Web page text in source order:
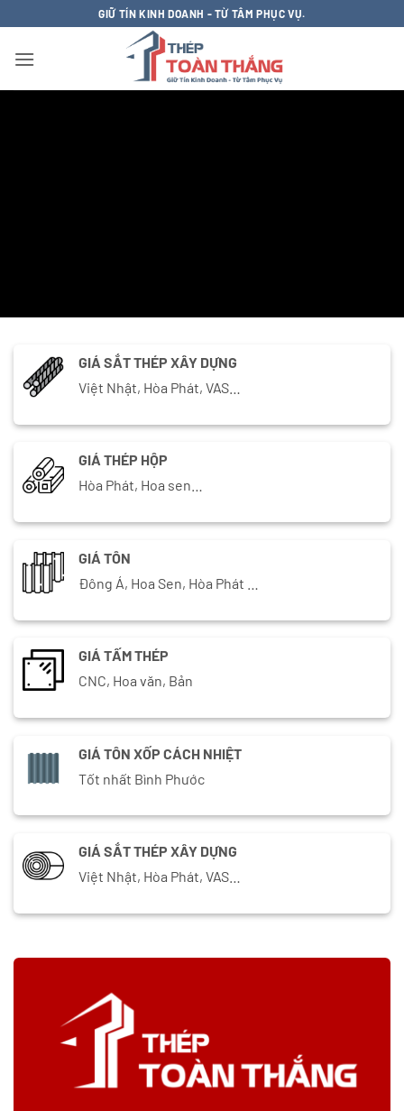
qua
nội
GIỮ TÍN KINH DOANH - TỪ TÂM PHỤC VỤ.
GIÁ SẮT THÉP XÂY DỰNG
Việt Nhật, Hòa Phát, VAS…
GIÁ THÉP HỘP
Hòa Phát, Hoa sen…
GIÁ TÔN
Đông Á, Hoa Sen, Hòa Phát …
GIÁ TẤM THÉP
CNC, Hoa văn, Bản
GIÁ TÔN XỐP CÁCH NHIỆT
Tốt nhất Bình Phước
GIÁ SẮT THÉP XÂY DỰNG
Việt Nhật, Hòa Phát, VAS…